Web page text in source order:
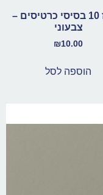
מארז 10 בסיסי כרטיסים –
צבעוני
₪10.00
הוספה לסל